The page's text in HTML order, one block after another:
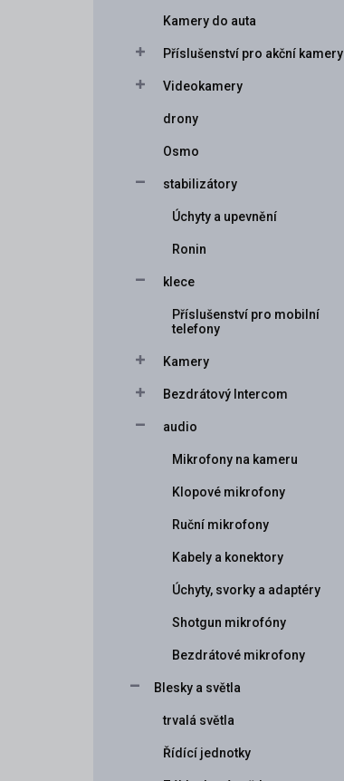
Kamery do auta
Příslušenství pro akční kamery
Videokamery
drony
Osmo
stabilizátory
Úchyty a upevnění
Ronin
klece
Příslušenství pro mobilní
telefony
Kamery
Bezdrátový Intercom
audio
Mikrofony na kameru
Klopové mikrofony
Ruční mikrofony
Kabely a konektory
Úchyty, svorky a adaptéry
Shotgun mikrofóny
Bezdrátové mikrofony
Blesky a světla
trvalá světla
Řídící jednotky